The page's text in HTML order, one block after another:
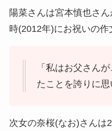
陽菜さんは宮本慎也さ
時(2012年)にお祝いの作
「私はお父さん
たことを誇りに思
次女の奈桜(なお)さんは